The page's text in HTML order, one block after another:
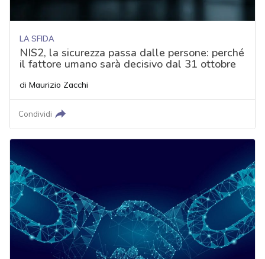
LA SFIDA
NIS2, la sicurezza passa dalle persone: perché
il fattore umano sarà decisivo dal 31 ottobre
di Maurizio Zacchi
Condividi